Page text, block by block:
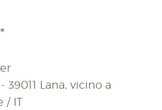
39011 Lana, vicino a
/ IT